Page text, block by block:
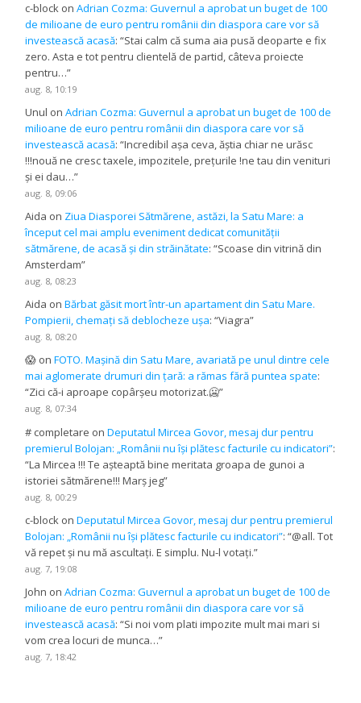
c-block onAdrian Cozma: Guvernul a aprobat un buget de 100
de milioane de euro pentru românii din diaspora care vor să
investească acasă: “Stai calm că suma aia pusă deoparte e fix
zero. Asta e tot pentru clientelă de partid, câteva proiecte
pentru…”
aug. 8, 10:19
Unul onAdrian Cozma: Guvernul a aprobat un buget de 100 de
milioane de euro pentru românii din diaspora care vor să
investească acasă: “Incredibil așa ceva, ăștia chiar ne urăsc
!!!nouă ne cresc taxele, impozitele, prețurile !ne tau din venituri
și ei dau…”
aug. 8, 09:06
Aida on Ziua Diasporei Sătmărene, astăzi, la Satu Mare: a
început cel mai amplu eveniment dedicat comunității
sătmărene, de acasă și din străinătate: “Scoase din vitrină din
Amsterdam”
aug. 8, 08:23
Aida onBărbat găsit mort într-un apartament din Satu Mare.
Pompierii, chemați să deblocheze ușa: “Viagra”
aug. 8, 08:20
😱 onFOTO. Mașină din Satu Mare, avariată pe unul dintre cele
mai aglomerate drumuri din țară: a rămas fără puntea spate:
“Zici că-i aproape copârșeu motorizat.🥶”
aug. 8, 07:34
# completare onDeputatul Mircea Govor, mesaj dur pentru
premierul Bolojan: „Românii nu își plătesc facturile cu indicatori”:
“La Mircea !!! Te așteaptă bine meritata groapa de gunoi a
istoriei sătmărene!!! Marș jeg”
aug. 8, 00:29
c-block onDeputatul Mircea Govor, mesaj dur pentru premierul
Bolojan: „Românii nu își plătesc facturile cu indicatori”: “@all. Tot
vă repet și nu mă ascultați. E simplu. Nu-l votați.”
aug. 7, 19:08
John onAdrian Cozma: Guvernul a aprobat un buget de 100 de
milioane de euro pentru românii din diaspora care vor să
investească acasă: “Si noi vom plati impozite mult mai mari si
vom crea locuri de munca…”
aug. 7, 18:42